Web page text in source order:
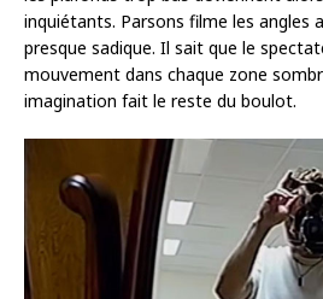
inquiétants. Parsons filme les angles
presque sadique. Il sait que le
mouvement dans chaque zone
imagination fait le reste du boulot.